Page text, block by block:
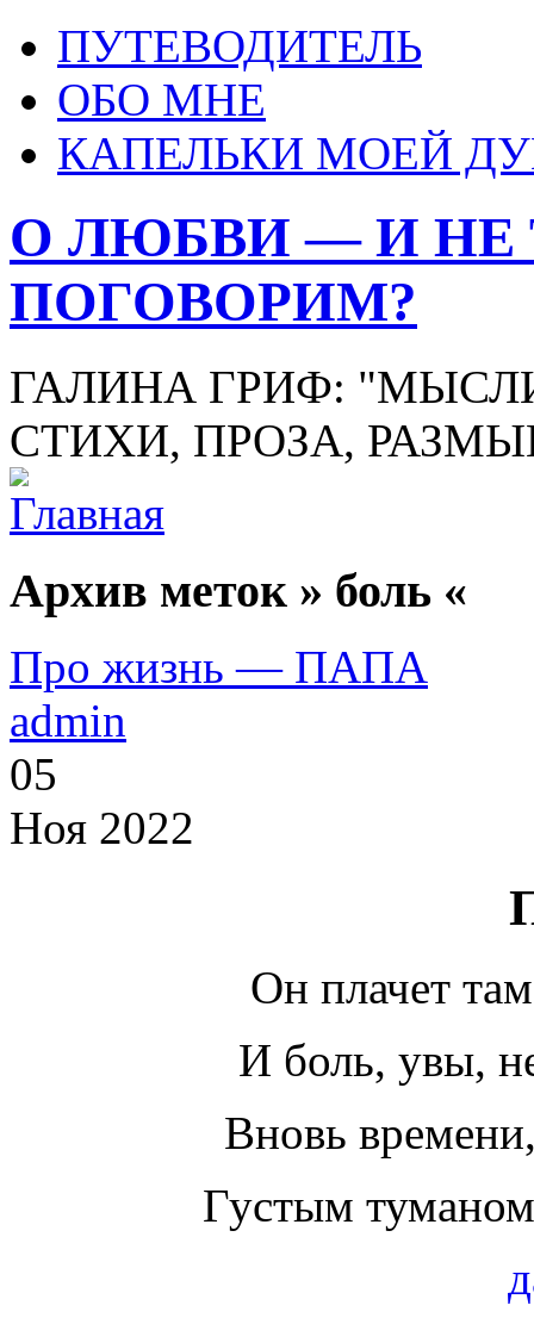
ПУТЕВОДИТЕЛЬ
ОБО МНЕ
КАПЕЛЬКИ МОЕЙ
О ЛЮБВИ — И НЕ
ПОГОВОРИМ?
ГАЛИНА ГРИФ:
СТИХИ, ПРОЗА,
Архив меток » боль «
Про жизнь — ПАПА
admin
05
Ноя 2022
Он плачет
И боль, увы,
Вновь
Густым